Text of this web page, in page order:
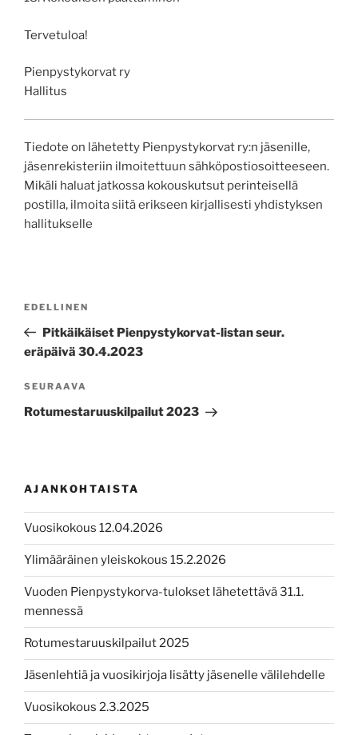
Tervetuloa!
Pienpystykorvat ry
Hallitus
Tiedote on lähetetty Pienpystykorvat ry:n jäsenille,
jäsenrekisteriin ilmoitettuun sähköpostiosoitteeseen.
Mikäli haluat jatkossa kokouskutsut perinteisellä
postilla, ilmoita siitä erikseen kirjallisesti yhdistyksen
hallitukselle
Edellinen
artikkeli
EDELLINEN
Pitkäikäiset Pienpystykorvat-listan seur.
eräpäivä 30.4.2023
Seuraava
artikkeli
SEURAAVA
Rotumestaruuskilpailut 2023
AJANKOHTAISTA
Vuosikokous 12.04.2026
Ylimääräinen yleiskokous 15.2.2026
Vuoden Pienpystykorva-tulokset lähetettävä 31.1.
mennessä
Rotumestaruuskilpailut 2025
Jäsenlehtiä ja vuosikirjoja lisätty jäsenelle välilehdelle
Vuosikokous 2.3.2025